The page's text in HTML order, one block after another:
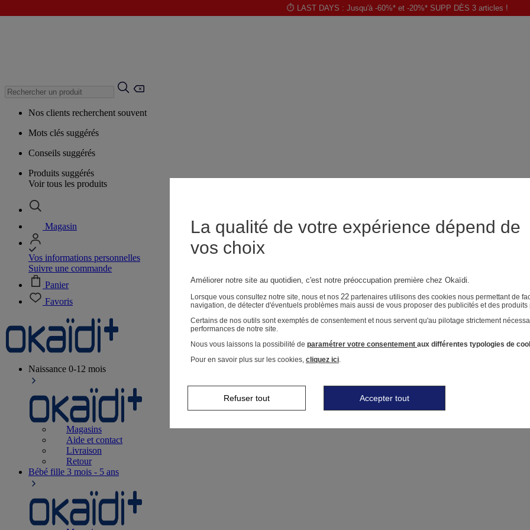
⏱️ LAST DAYS : Jusqu'à -60%* et -20%* SUPP DÈS 3 articles !
Nos clients recherchent souvent
Mots clés suggérés
Conseils suggérés
Produits suggérés
Voir tous les produits
Magasin
Vos informations personnelles
Suivre une commande
Panier
Favoris
Naissance 0-12 mois
Magasins
Aide et contact
Livraison
Retour
Bébé fille 3 mois - 5 ans
La qualité de votre expérience dépend de
vos choix
Améliorer notre site au quotidien, c'est notre préoccupation première chez Okaïdi.
Lorsque vous consultez notre site, nous et nos 22 partenaires utilisons des cookies nous permettant de
navigation, de détecter d'éventuels problèmes mais aussi de vous proposer des publicités et des
Certains de nos outils sont exemptés de consentement et nous servent qu'au pilotage strictement
performances de notre site.
Nous vous laissons la possibilité de paramétrer votre consentement aux différentes typologies de
Pour en savoir plus sur les cookies, cliquez ici.
Refuser tout Accepter tout